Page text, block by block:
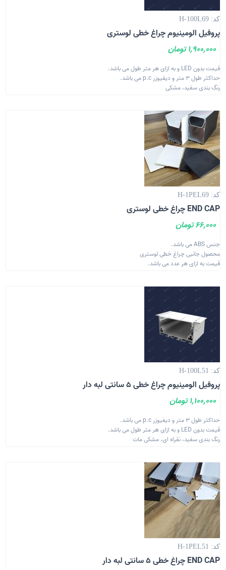
کد: H-100L69
پروفیل الومینیوم چراغ خطی لوستری
1,900,000 تومان
قیمت بدون LED و به ازای هر متر طول می باشد.
حداکثر طول 3 متر و دیفیوزر p.c می باشد.
رنگ بندی سفید، مشکی
کد: H-1PEL69
END CAP چراغ خطی لوستری
66,000 تومان
جنس ABS می باشد.
محصول جانبی چراغ خطی لوستری
قیمت به ازای هر عدد می باشد.
کد: H-100L51
پروفیل الومینیوم چراغ خطی 5 سانتی لبه دار
1,100,000 تومان
حداکثر طول 3 متر و دیفیوزر p.c می باشد.
قیمت بدون LED و به ازای هر متر طول می باشد.
رنگ بندی سفید، نقراه ای، مشکی مات
کد: H-1PEL51
END CAP چراغ خطی 5 سانتی لبه دار